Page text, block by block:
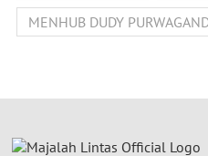
MENHUB DUDY